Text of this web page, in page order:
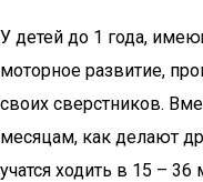
У детей до 1 года,
моторное развитие,
своих сверстников.
месяцам, как делают
учатся ходить в 15 –